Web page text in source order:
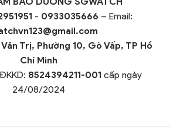
- 0933035666 – Email:
Văn Trị, Phường 10, Gò Vấp, TP Hồ
Chí Minh
8524394211-001 cấp ngày
24/08/2024